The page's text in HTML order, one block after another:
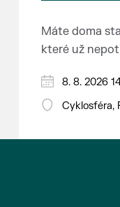
Máte doma
které už
Chcete se
zbytečně leží
Anebo byste
Prodejce
8. 8. 2026
Cyklosféra,